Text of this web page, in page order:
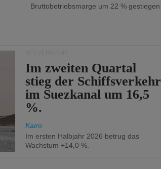
Bruttobetriebsmarge um 22 % gestiegen
Im zweiten Quartal
stieg der Schiffsverkehr
im Suezkanal um 16,5
%.
Kairo
Im ersten Halbjahr 2026 betrug das
Wachstum +14,0 %.